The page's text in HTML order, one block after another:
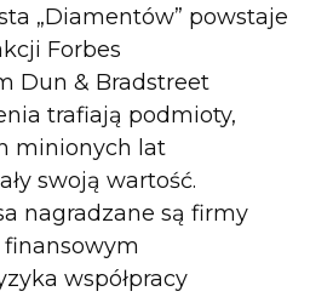
„Diamentów” powstaje
Forbes
Dun & Bradstreet
trafiają podmioty,
minionych lat
swoją wartość.
nagradzane są firmy
współpracy